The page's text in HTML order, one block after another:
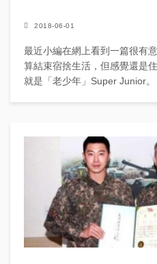
2018-06-01
最近小編在網上看到一篇很有
算結束宿捨生活，但感覺還是
就是「老少年」Super Junior。 想必熟悉他們的粉絲都知